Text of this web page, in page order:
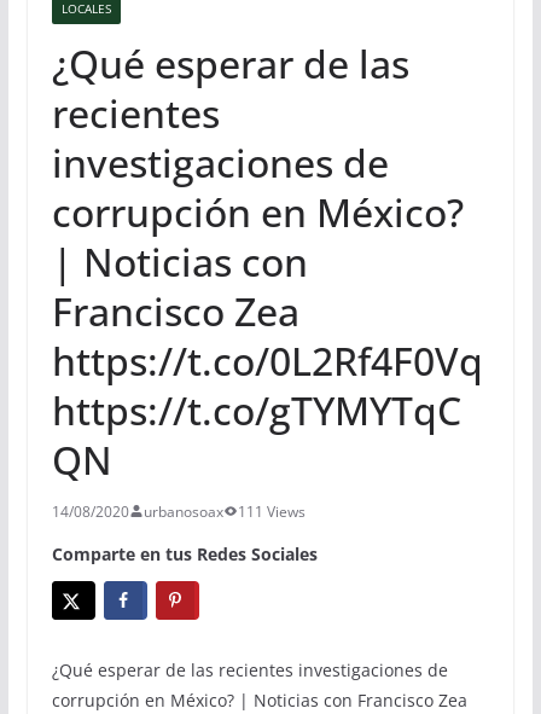
LOCALES
¿Qué esperar de las
recientes
investigaciones de
corrupción en México?
| Noticias con
Francisco Zea
https://t.co/0L2Rf4F0Vq
https://t.co/gTYMYTqC
QN
14/08/2020 urbanosoax 111 Views
Comparte en tus Redes Sociales
¿Qué esperar de las recientes investigaciones de
corrupción en México? | Noticias con Francisco Zea